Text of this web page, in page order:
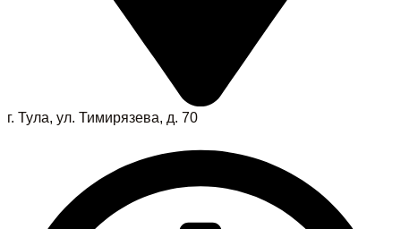
г. Тула, ул. Тимирязева, д. 70